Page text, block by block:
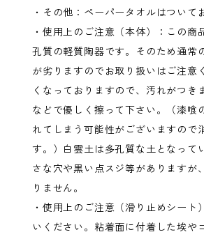
・その他：ペーパータオルはついて
・使用上のご注意（本体）：この商
孔質の軽質陶器です。そのため通常
が劣りますのでお取り扱いはご注意
くなっておりますので、汚れがつき
などで優しく擦って下さい。（漆喰
れてしまう可能性がございますので
す。）白雲土は多孔質な土となって
さな穴や黒い点スジ等がありますが
りません。
・使用上のご注意（滑り止めシート
いください。粘着面に付着した埃や